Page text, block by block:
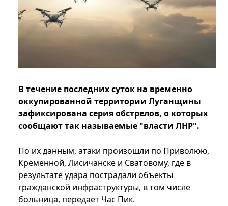
В течение последних суток на временно
оккупированной территории Луганщины
зафиксирована серия обстрелов, о которых
сообщают так называемые "власти ЛНР".
По их данным, атаки произошли по Приволюю,
Кременной, Лисичанске и Сватовому, где в
результате удара пострадали объекты
гражданской инфраструктуры, в том числе
больница, передает Час Пик.